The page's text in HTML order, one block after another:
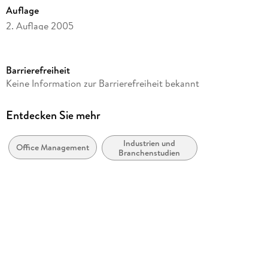
Auflage
2. Auflage 2005
Reihe
Autor/Autorin
Verlag/Hersteller
Gabler Verlag
Barrierefreiheit
Keine Information zur Barrierefreiheit bekannt
Entdecken Sie mehr
Office Management
Industrien und
Branchenstudien